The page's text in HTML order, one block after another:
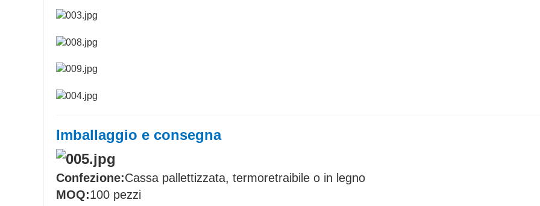
Imballaggio e consegna
Confezione:Cassa pallettizzata, termoretraibile o in legno
MOQ:100 pezzi